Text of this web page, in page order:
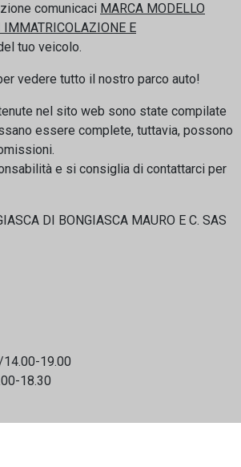
comunicaci MARCA MODELLO
IMMATRICOLAZIONE E
tuo veicolo.
vedere tutto il nostro parco auto!
nel sito web sono state compilate
essere complete, tuttavia, possono
e si consiglia di contattarci per
DI BONGIASCA MAURO E C. SAS
19.00
18.30